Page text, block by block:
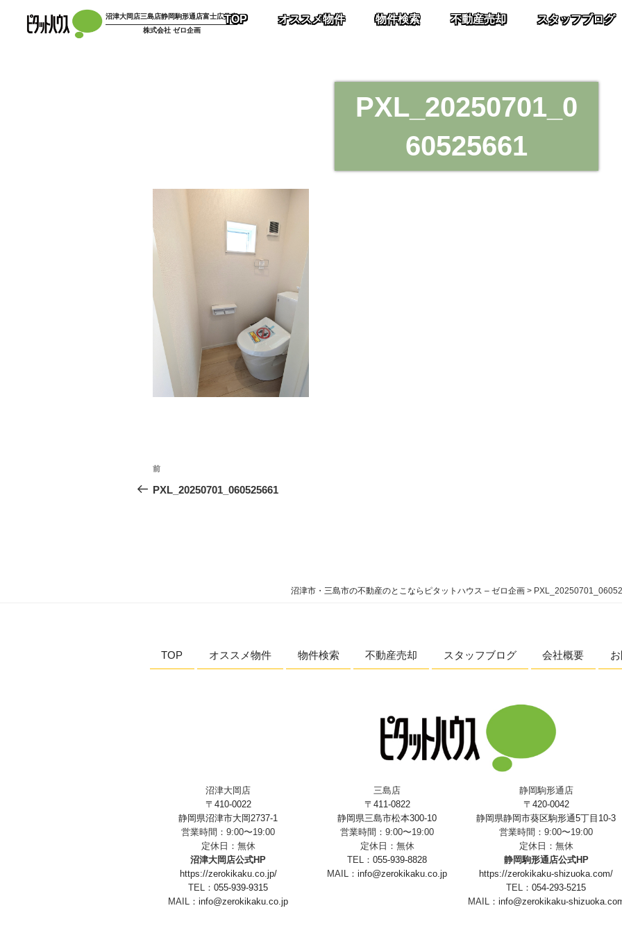
沼津大岡店三島店静岡駒形通店富士広見店
株式会社 ゼロ企画
TOP オススメ物件 物件検索 不動産売却 スタッフブログ
PXL_20250701_0
60525661
投
稿
ン
過
去
前
PXL_20250701_060525661
沼津市・三島市の不動産のとこならピタットハウス – ゼロ企画 >
TOP オススメ物件 物件検索 不動産売却 スタッフブログ 会社概要
沼津大岡店
〒410-0022
静岡県沼津市大岡2737-1
営業時間：9:00〜19:00
定休日：無休
沼津大岡店公式HP
https://zerokikaku.co.jp/
TEL： 055-939-9315
MAIL： info@zerokikaku.co.jp
三島店
〒411-0822
静岡県三島市松本300-10
営業時間：9:00〜19:00
定休日：無休
TEL： 055-939-8828
MAIL： info@zerokikaku.co.jp
静岡駒形通店
〒420-0042
静岡県静岡市葵区駒形通5丁目10-3
営業時間：9:00〜19:00
定休日：無休
静岡駒形通店公式HP
https://zerokikaku-shizuoka.com/
TEL： 054-293-5215
MAIL： info@zerokikaku-